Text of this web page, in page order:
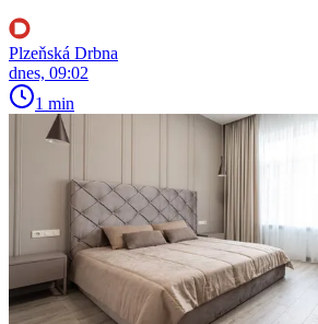
Plzeňská Drbna
dnes, 09:02
1 min